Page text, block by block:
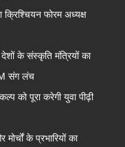
फोरम अध्यक्ष
के संस्कृति मंत्रियों का
संग लंच
को पूरा करेगी युवा पीढ़ी
के प्रभारियों का